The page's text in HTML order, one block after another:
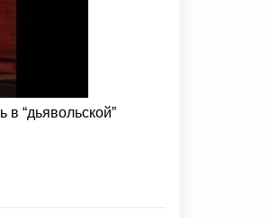
“дьявольской”